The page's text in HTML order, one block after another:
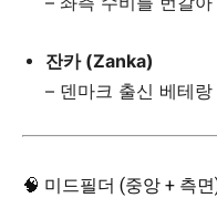
잔카 (Zanka)
– 덴마크 출신 베테
🧠 미드필더 (중앙 + 측